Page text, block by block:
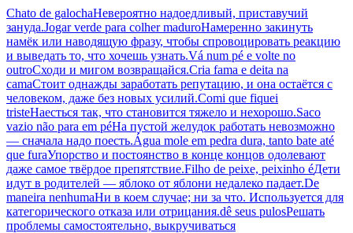
Chato de galochaНевероятно надоедливый, приставучий
зануда.Jogar verde para colher maduroНамеренно закинуть
намёк или наводящую фразу, чтобы спровоцировать реакцию
и выведать то, что хочешь узнать.Vá num pé e volte no
outroСходи и мигом возвращайся.Cria fama e deita na
camaСтоит однажды заработать репутацию, и она остаётся с
человеком, даже без новых усилий.Comi que fiquei
tristeНаесться так, что становится тяжело и нехорошо.Saco
vazio não para em péНа пустой желудок работать невозможно
— сначала надо поесть.Água mole em pedra dura, tanto bate até
que furaУпорство и постоянство в конце концов одолевают
даже самое твёрдое препятствие.Filho de peixe, peixinho éДети
идут в родителей — яблоко от яблони недалеко падает.De
maneira nenhumaНи в коем случае; ни за что. Используется для
категорического отказа или отрицания.dê seus pulosРешать
проблемы самостоятельно, выкручиваться